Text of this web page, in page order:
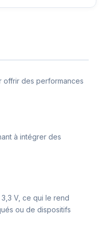
offrir des performances
à intégrer des
V, ce qui le rend
ou de dispositifs